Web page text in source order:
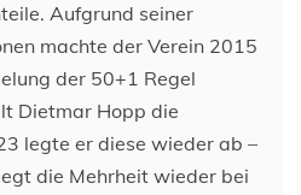
Aufgrund seiner
machte der Verein 2015
der 50+1 Regel
Dietmar Hopp die
legte er diese wieder ab –
die Mehrheit wieder bei